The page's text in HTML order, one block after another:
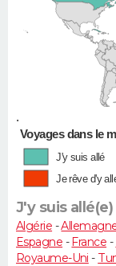
•
Voyages dans le
J'y suis allé
Je rêve d'y
J'y suis allé(e)
Algérie -
Espagne -France -
Royaume-Uni -